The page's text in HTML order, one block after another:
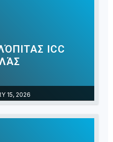
15, 2026
ICC